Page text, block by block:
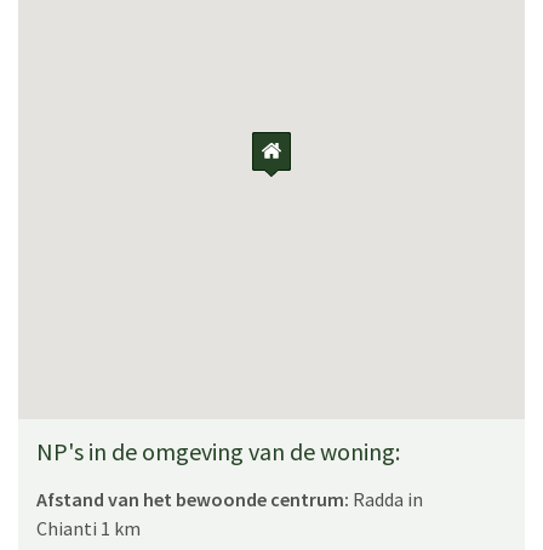
NP's in de omgeving van de woning:
Afstand van het bewoonde centrum: Radda in
Chianti 1 km